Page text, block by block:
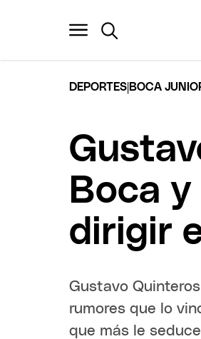
DEPORTES BOCA
Boca
dirigir
Gustavo
rumores que lo
que más le